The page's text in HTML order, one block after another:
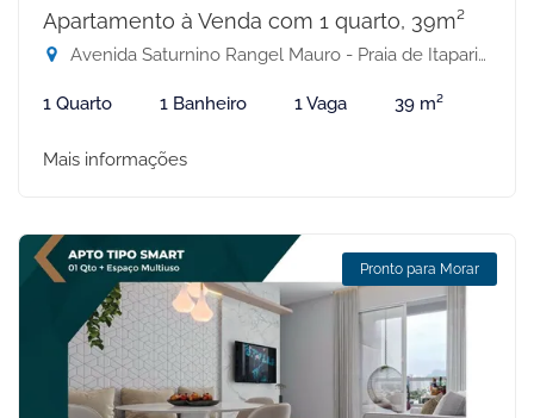
Apartamento à Venda com 1 quarto, 39m²
Avenida Saturnino Rangel Mauro - Praia de Itaparica, Vila Velha-ES
1 Quarto 1 Banheiro 1 Vaga 39 m²
Mais informações
Pronto para Morar